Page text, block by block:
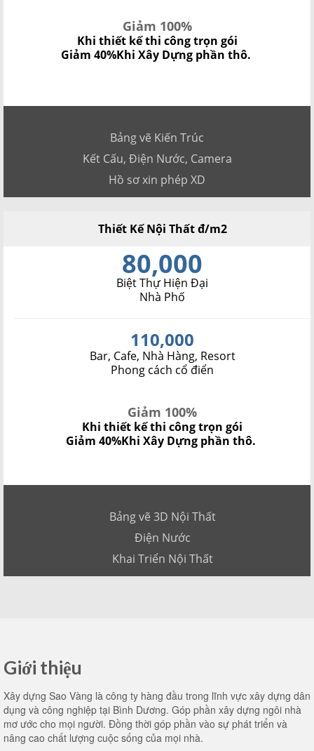
Giảm 100%
Khi thiết kế thi công trọn gói
Giảm 40%Khi Xây Dựng phần thô.
Bảng vẽ Kiến Trúc
Kết Cấu, Điện Nước, Camera
Hồ sơ xin phép XD
Thiết Kế Nội Thất đ/m2
80,000
Biệt Thự Hiện Đại
Nhà Phố
110,000
Bar, Cafe, Nhà Hàng, Resort
Phong cách cổ điển
Giảm 100%
Khi thiết kế thi công trọn gói
Giảm 40%Khi Xây Dựng phần thô.
Bảng vẽ 3D Nội Thất
Điện Nước
Khai Triển Nội Thất
Giới thiệu
Xây dựng Sao Vàng là công ty hàng đầu trong lĩnh vực xây dựng dân
dụng và công nghiệp tại Bình Dương. Góp phần xây dựng ngôi nhà
mơ ước cho mọi người. Đồng thời góp phần vào sự phát triển và
nâng cao chất lượng cuộc sống của mọi nhà.